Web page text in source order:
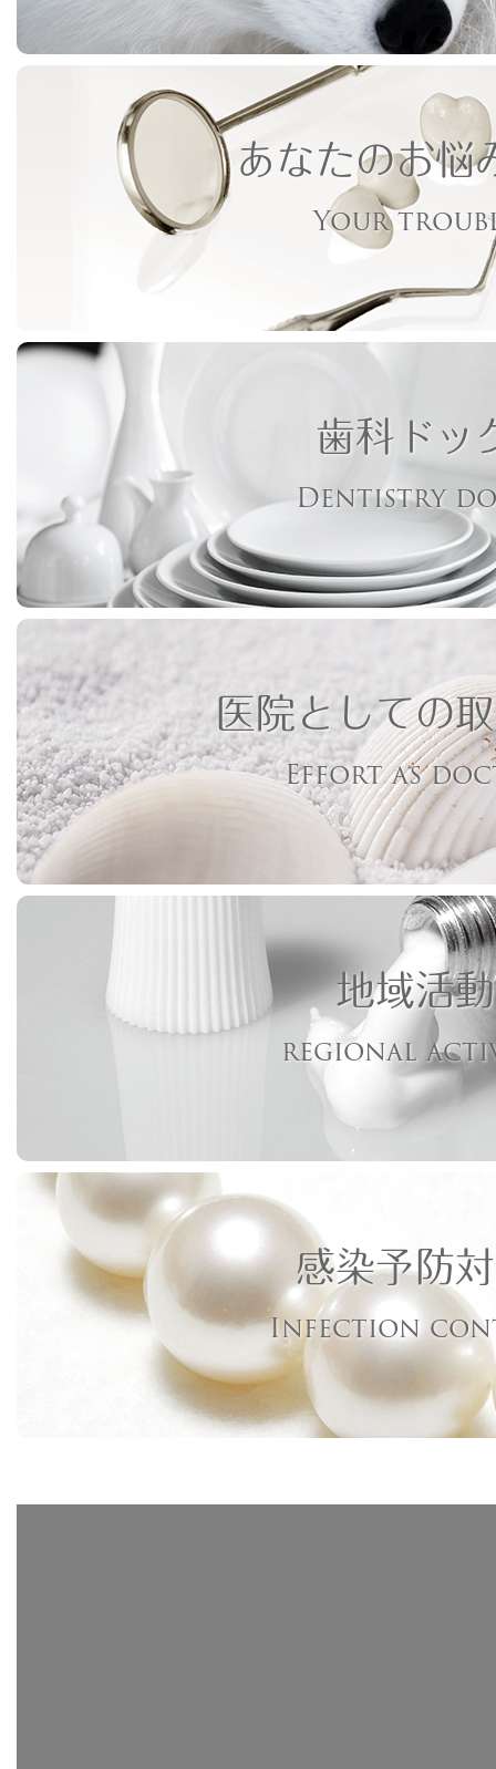
あなたのお悩
Your
歯科ドッ
Dentistry
医院としての
Effort as
地域活動
regional
感染予防
Infection